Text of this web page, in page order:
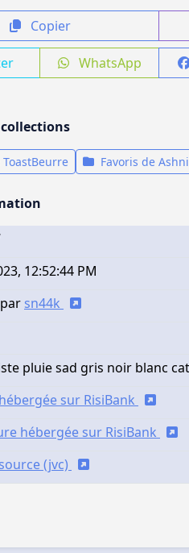
Copier
WhatsApp
collections
ToastBeurre Favoris de
12:52:44 PM
sn44k
pluie sad gris noir blanc cat
sur RisiBank
hébergée sur RisiBank
(jvc)